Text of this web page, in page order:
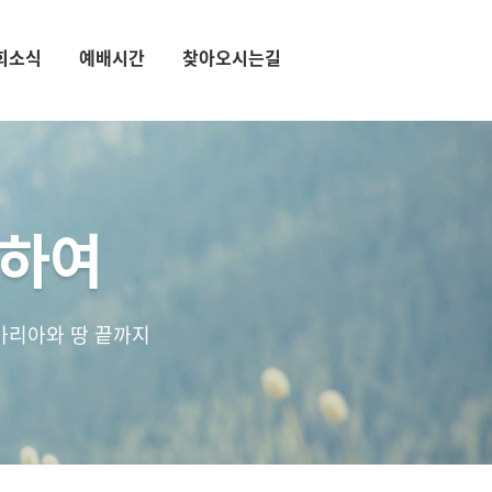
소식 예배시간 찾아오시는길
여
아와 땅 끝까지